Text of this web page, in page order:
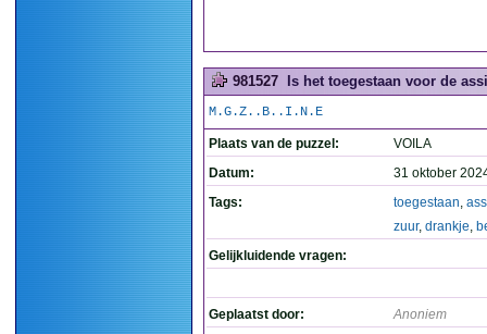
981527 Is het toegestaan voor de
M.G.Z..B..I.N.E
Plaats van de puzzel:
VOILA
Datum:
31 oktober
Tags:
toegestaan,
zuur, drankje,
Gelijkluidende vragen:
Geplaatst door: Anoniem